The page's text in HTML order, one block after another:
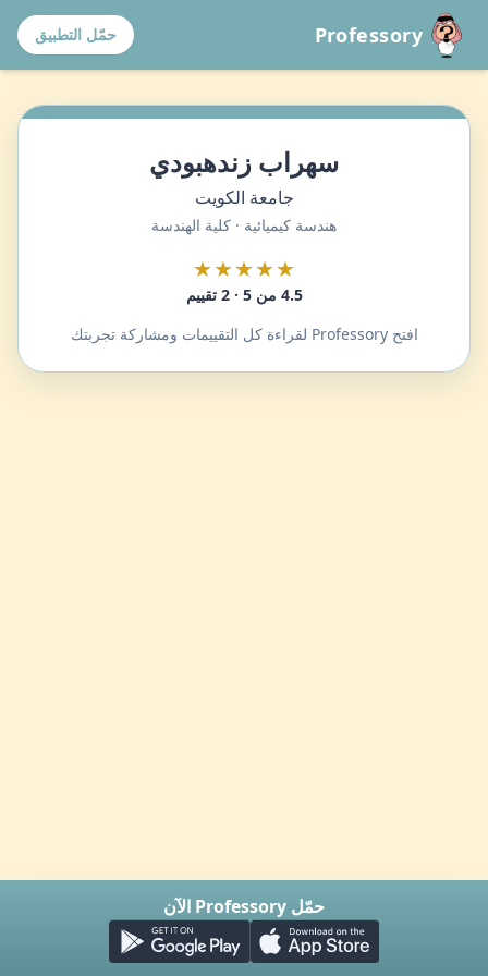
Professory حمّل التطبيق
سهراب زندهبودي
جامعة الكويت
هندسة كيميائية · كلية الهندسة
★★★★★
4.5 من 5 · 2 تقييم
افتح Professory لقراءة كل التقييمات ومشاركة تجربتك
حمّل Professory الآن